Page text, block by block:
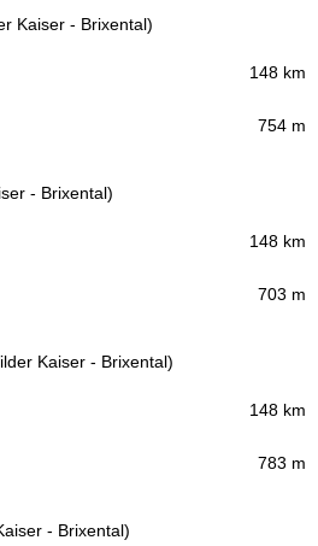
Kaiser - Brixental)
148 km
754 m
- Brixental)
148 km
703 m
Kaiser - Brixental)
148 km
783 m
- Brixental)